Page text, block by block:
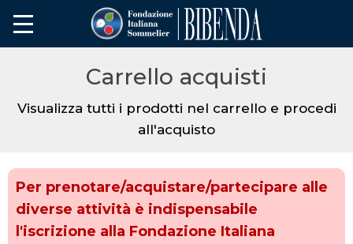
Carrello acquisti
Visualizza tutti i prodotti nel carrello e procedi
all'acquisto
Per prenotare/acquistare/partecipare alle
diverse attività è indispensabile
l'iscrizione alla Fondazione Italiana